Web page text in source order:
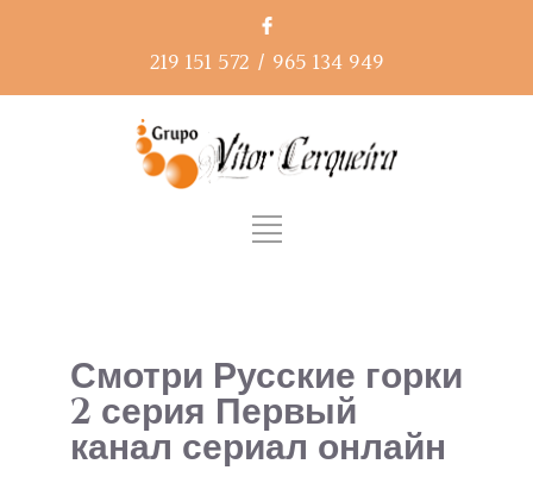
219 151 572 / 965 134 949
Смотри Русские горки
2 серия Первый
канал сериал онлайн